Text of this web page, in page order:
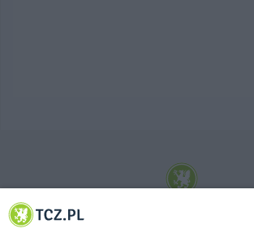
© 2001-2026 Tczew - TCZ.PL Sp. z o.o. Internetowy